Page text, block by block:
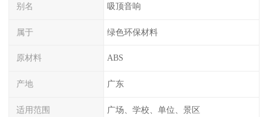
别名 吸顶音响
属于 绿色环保材料
原材料 ABS
产地 广东
适用范围 广场、学校、单位、景区